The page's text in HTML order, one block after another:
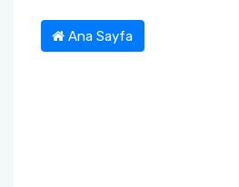
Ana Sayfa